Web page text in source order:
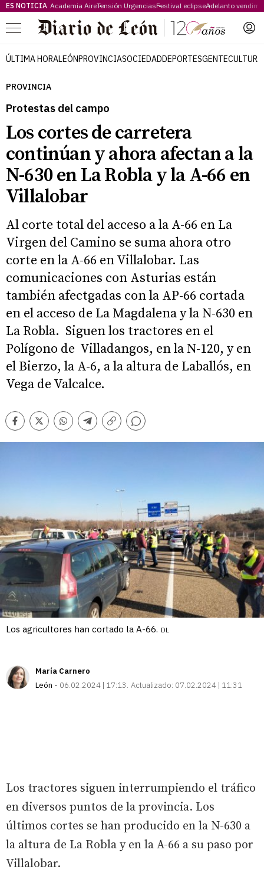
ES NOTICIA Academia AireTensión UrgenciasFestival eclipseAdelanto
Menú
ÚLTIMA HORALEÓNPROVINCIASOCIEDADDEPORTESGENTECULTURA
PROVINCIA
Protestas del campo
Los cortes de carretera
continúan y ahora afectan a la
N-630 en La Robla y la A-66 en
Villalobar
Al corte total del acceso a la A-66 en La
Virgen del Camino se suma ahora otro
corte en la A-66 en Villalobar. Las
comunicaciones con Asturias están
también afectgadas con la AP-66 cortada
en el acceso de La Magdalena y la N-630 en
La Robla. Siguen los tractores en el
Polígono de Villadangos, en la N-120, y en
el Bierzo, la A-6, a la altura de Laballós, en
Vega de Valcalce.
Facebook
TwitterWhatsappTelegram
Copiar
Comentarios
Los agricultores han cortado la A-66. DL
María Carnero
León
06.02.2024 | 17:13 Actualizado: 07.02.2024 | 11:31
Los tractores siguen interrumpiendo el tráfico
en diversos puntos de la provincia. Los
últimos cortes se han producido en la N-630 a
la altura de La Robla y en la A-66 a su paso por
Villalobar.